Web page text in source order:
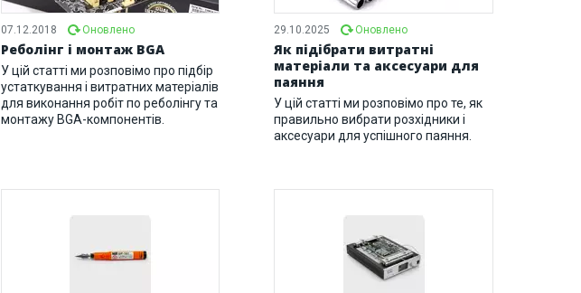
07.12.2018 Оновлено
Реболінг і монтаж BGA
У цій статті ми розповімо про підбір
устаткування і витратних матеріалів
для виконання робіт по реболінгу та
монтажу BGA-компонентів.
29.10.2025 Оновлено
Як підібрати витратні
матеріали та аксесуари для
паяння
У цій статті ми розповімо про те, як
правильно вибрати розхідники і
аксесуари для успішного паяння.